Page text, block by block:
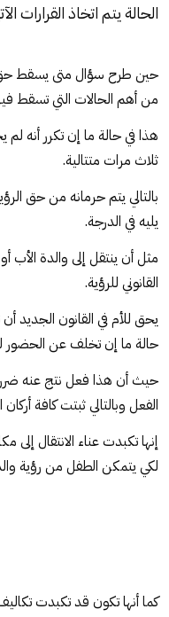
الحالة يتم اتخاذ القرارات
حين طرح سؤال متى يسقط حق
من أهم الحالات التي تسقط
هذا في حالة ما إن تكرر أنه
ثلاث مرات متتالية.
بالتالي يتم حرمانه من حق
يليه في الدرجة.
مثل أن ينتقل إلى والدة الأب
القانوني للرؤية.
يحق للأم في القانون
حالة ما إن تخلف عن الحضور
حيث أن هذا فعل نتج عنه
الفعل وبالتالي ثبتت كافة
إنها تكبدت عناء الانتقال إلى
لكي يتمكن الطفل من رؤية
كما أنها تكون قد تكبدت